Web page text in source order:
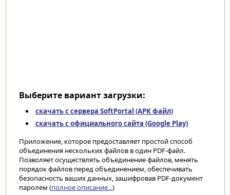
Выберите вариант загрузки:
скачать с сервера SoftPortal (APK файл)
скачать с официального сайта (Google Play)
Приложение, которое предоставляет простой способ
объединения нескольких файлов в один PDF-файл.
Позволяет осуществлять объединение файлов, менять
порядок файлов перед объединением, обеспечивать
безопасность ваших данных, зашифровав PDF-документ
паролем (полное описание...)